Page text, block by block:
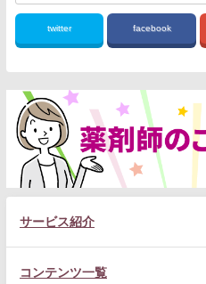
twitter facebook
サービス紹介
コンテンツ一覧